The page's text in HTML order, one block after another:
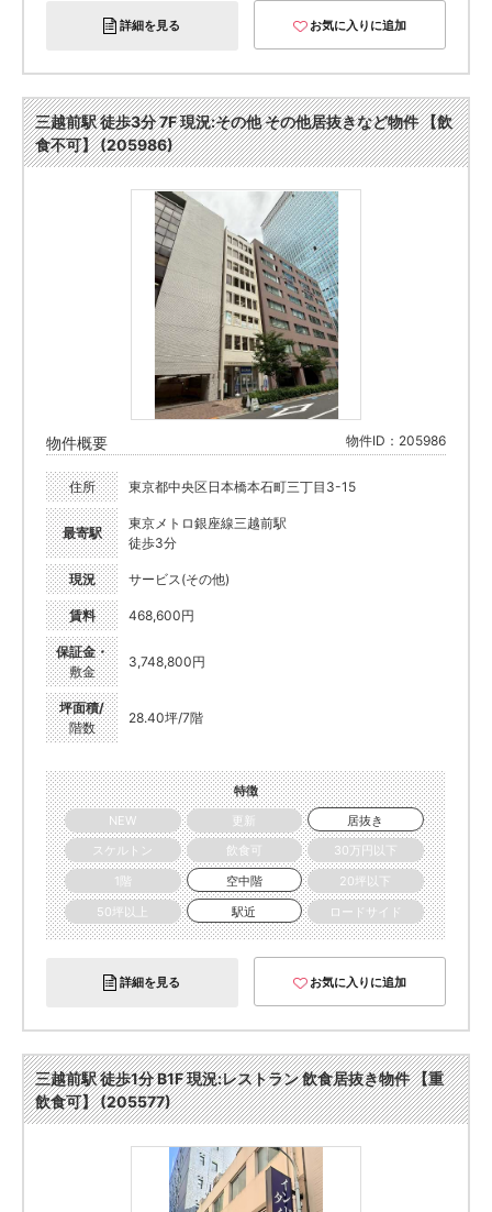
詳細を見る お気に入りに追加
三越前駅 徒歩3分 7F 現況:その他 その他居抜きなど物件 【飲
食不可】 (205986)
物件概要 物件ID：205986
住所 東京都中央区日本橋本石町三丁目3-15
最寄駅
東京メトロ銀座線三越前駅
徒歩3分
現況 サービス(その他)
賃料 468,600円
保証金・
敷金
3,748,800円
坪面積/
階数
28.40坪/7階
特徴
NEW
更新
居抜き
スケルトン
飲食可
30万円以下
1階
空中階
20坪以下
50坪以上
駅近 ロードサイド
詳細を見る お気に入りに追加
三越前駅 徒歩1分 B1F 現況:レストラン 飲食居抜き物件 【重
飲食可】 (205577)